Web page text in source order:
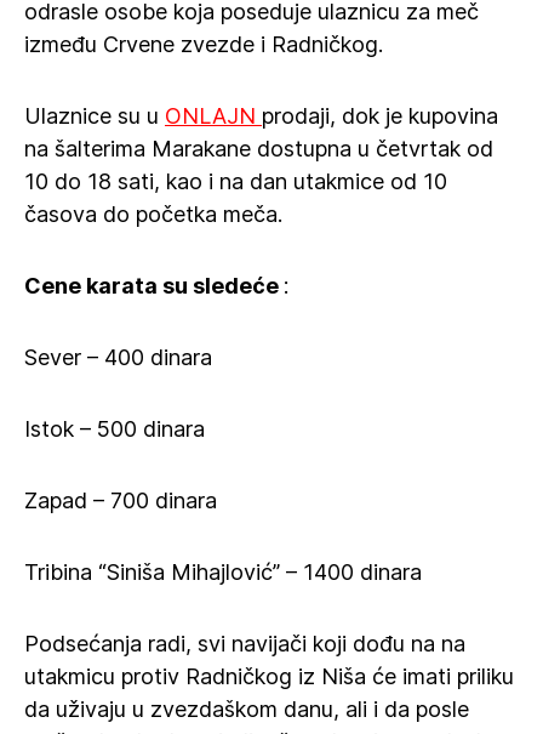
odrasle osobe koja poseduje ulaznicu za meč
između Crvene zvezde i Radničkog.
Ulaznice su u ONLAJN prodaji, dok je kupovina
na šalterima Marakane dostupna u četvrtak od
10 do 18 sati, kao i na dan utakmice od 10
časova do početka meča.
Cene karata su sledeće :
Sever – 400 dinara
Istok – 500 dinara
Zapad – 700 dinara
Tribina “Siniša Mihajlović” – 1400 dinara
Podsećanja radi, svi navijači koji dođu na na
utakmicu protiv Radničkog iz Niša će imati priliku
da uživaju u zvezdaškom danu, ali i da posle